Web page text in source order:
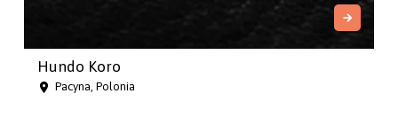
Hundo Koro
Pacyna, Polonia